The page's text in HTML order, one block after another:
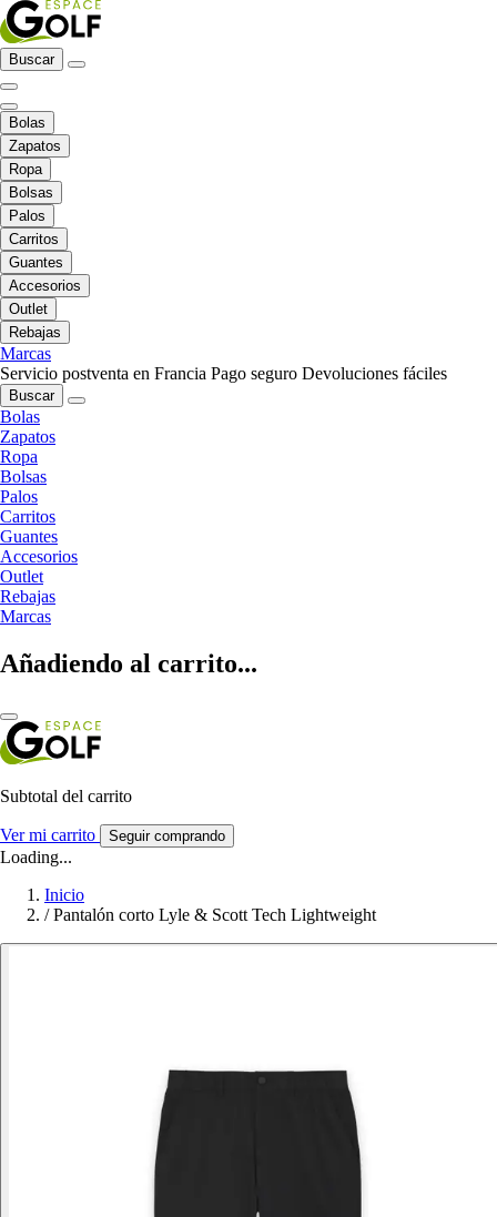
Buscar
Bolas
Zapatos
Ropa
Bolsas
Palos
Carritos
Guantes
Accesorios
Outlet
Rebajas
Marcas
Servicio postventa en Francia Pago seguro Devoluciones fáciles
Buscar
Bolas
Zapatos
Ropa
Bolsas
Palos
Carritos
Guantes
Accesorios
Outlet
Rebajas
Marcas
Añadiendo al carrito...
Subtotal del carrito
Ver mi carrito Seguir comprando
Loading...
Inicio
/ Pantalón corto Lyle & Scott Tech Lightweight